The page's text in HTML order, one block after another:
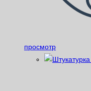
просмотр